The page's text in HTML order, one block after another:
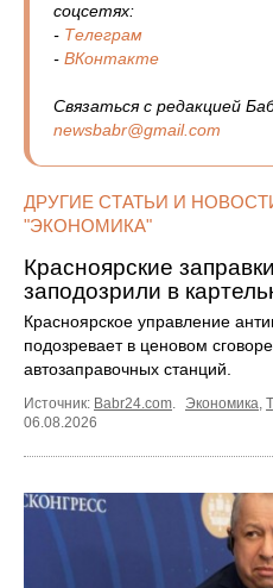
соцсетях:
- Телеграм
- ВКонтакте
Связаться с редакцией
newsbabr@gmail.com
ДРУГИЕ СТАТЬИ И
"ЭКОНОМИКА"
Красноярские
заподозрили в
Красноярское управление
подозревает в ценовом
автозаправочных станций.
Источник: Babr24.com. Экономика,
06.08.2026